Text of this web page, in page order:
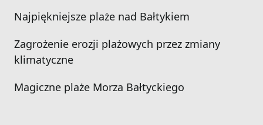
Najpiękniejsze plaże nad Bałtykiem
Zagrożenie erozji plażowych przez zmiany
klimatyczne
Magiczne plaże Morza Bałtyckiego